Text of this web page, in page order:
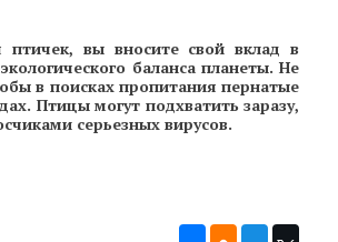
птичек, вы вносите свой вклад в
баланса планеты. Не
в поисках пропитания пернатые
Птицы могут подхватить заразу,
серьезных вирусов.